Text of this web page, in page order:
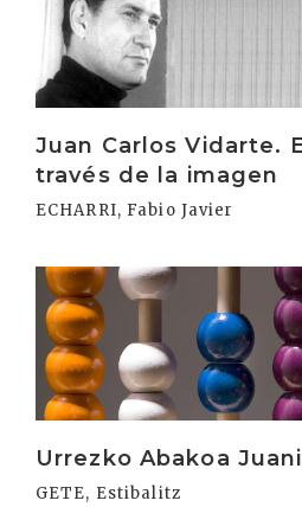
Juan Carlos Vidarte.
través de la imagen
ECHARRI, Fabio Javier
Urrezko Abakoa
GETE, Estibalitz
Irakurri